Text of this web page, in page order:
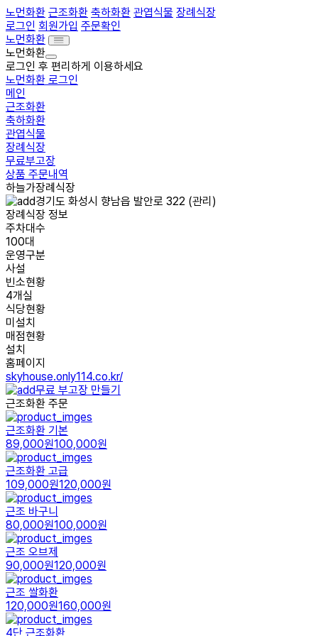
노먼화환 근조화환 축하화환 관엽식물 장례식장
로그인 회원가입 주문확인
노먼화환
노먼화환
로그인 후 편리하게 이용하세요
노먼화환 로그인
메인
근조화환
축하화환
관엽식물
장례식장
무료부고장
상품 주문내역
하늘가장례식장
경기도 화성시 향남읍 발안로 322 (관리)
장례식장 정보
주차대수
100대
운영구분
사설
빈소현황
4개실
식당현황
미설치
매점현황
설치
홈페이지
skyhouse.only114.co.kr/
무료 부고장 만들기
근조화환 주문
근조화환 기본
89,000원100,000원
근조화환 고급
109,000원120,000원
근조 바구니
80,000원100,000원
근조 오브제
90,000원120,000원
근조 쌀화환
120,000원160,000원
4단 근조화환